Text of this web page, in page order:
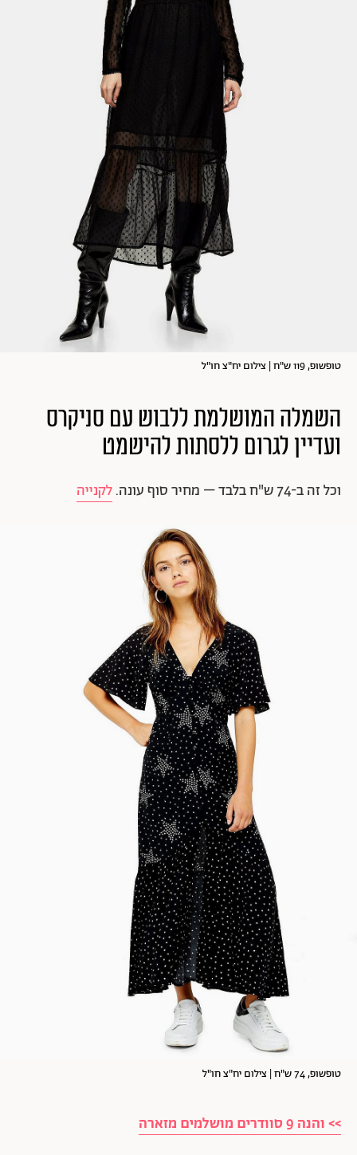
טופשופ, 119 ש"ח | צילום יח"צ חו"ל
השמלה המושלמת ללבוש עם סניקרס
ועדיין לגרום ללסתות להישמט
וכל זה ב-74 ש"ח בלבד – מחיר סוף עונה. לקנייה
טופשופ, 74 ש"ח | צילום יח"צ חו"ל
>> והנה 9 סוודרים מושלמים מזארה